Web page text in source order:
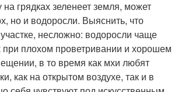
грядках зеленеет земля, может
но и водоросли. Выяснить, что
несложно: водоросли чаще
при плохом проветривании и хорошем
в то время как мхи любят
как на открытом воздухе, так и в